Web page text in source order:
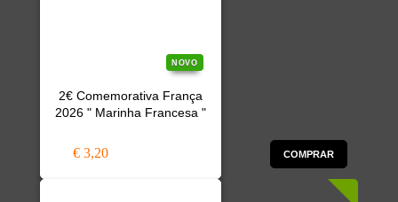
NOVO
2€ Comemorativa França
2026 " Marinha Francesa "
€ 3,20 COMPRAR